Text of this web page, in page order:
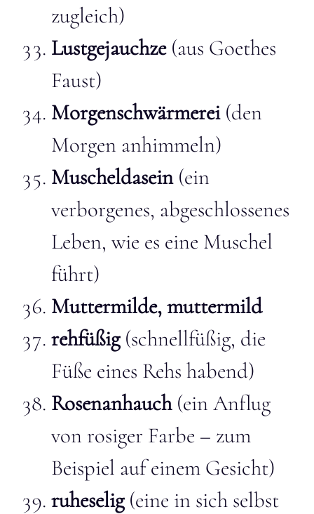
zugleich)
Lustgejauchze(aus Goethes
Faust)
Morgenschwärmerei(den
Morgen anhimmeln)
Muscheldasein(ein
verborgenes, abgeschlossenes
Leben, wie es eine Muschel
führt)
Muttermilde, muttermild
rehfüßig(schnellfüßig, die
Füße eines Rehs habend)
Rosenanhauch(ein Anflug
von rosiger Farbe – zum
Beispiel auf einem Gesicht)
ruheselig(eine in sich selbst